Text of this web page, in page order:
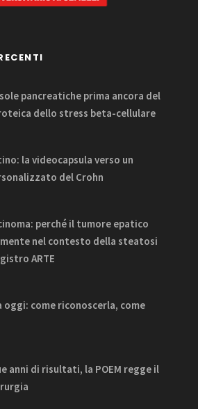
pancreatiche prima ancora del
dello stress beta-cellulare
la videocapsula verso un
del Crohn
perché il tumore epatico
nel contesto della steatosi
ARTE
come riconoscerla, come
anni di risultati, la POEM regge il